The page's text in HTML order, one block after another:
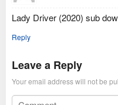
Lady Driver (2020) sub
Reply
Leave a Reply
Your email address will not be